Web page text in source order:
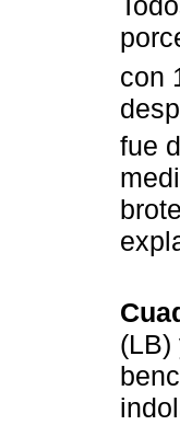
con
fue
(LB)